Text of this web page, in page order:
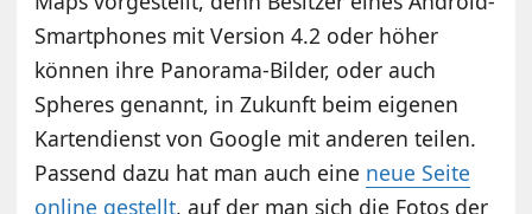
Smartphones mit Version 4.2 oder höher
können ihre Panorama-Bilder, oder auch
Spheres genannt, in Zukunft beim eigenen
Kartendienst von Google mit anderen teilen.
Passend dazu hat man auch eine neue Seite
online gestellt, auf der man sich die Fotos der